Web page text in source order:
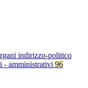
indirizzo-politico
- amministrativi 96